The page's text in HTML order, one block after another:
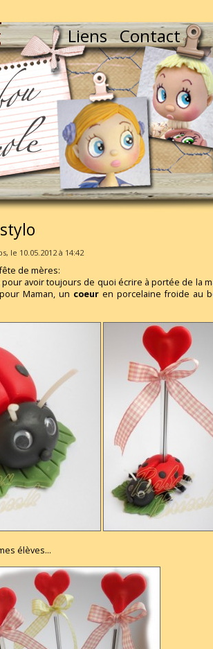
Liens Contact
le 10.05.2012 à 14:42
de mères:
pour avoir toujours de quoi écrire à portée de la
Maman, un coeur en porcelaine froide au
élèves...